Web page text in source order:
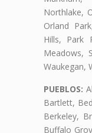
Northlake,
Orland
Hills, Park
Meadows,
Waukegan,
PUEBLOS:
Bartlett,
Berkeley,
Buffalo